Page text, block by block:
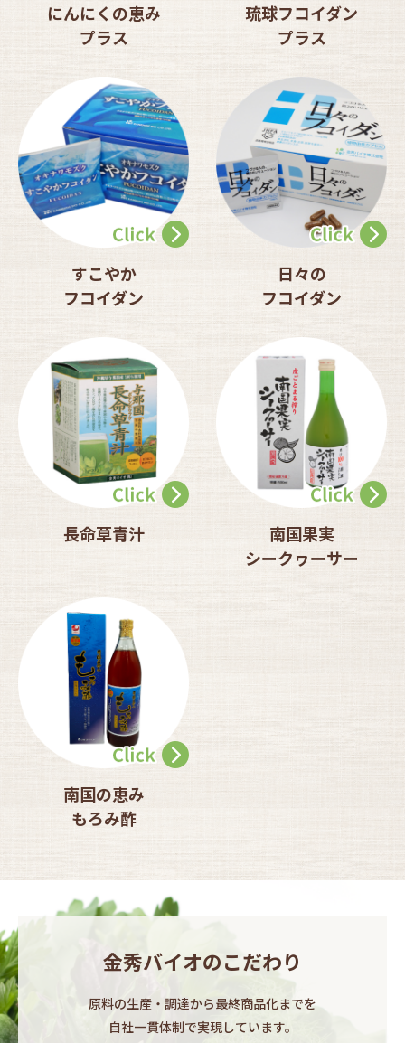
にんにくの恵み
プラス
琉球フコイダン
プラス
すこやか
フコイダン
日々の
フコイダン
長命草青汁
南国果実
シークヮーサー
南国の恵み
もろみ酢
金秀バイオのこだわり
原料の生産・調達から最終商品化までを​
自社一貫体制で実現しています。​